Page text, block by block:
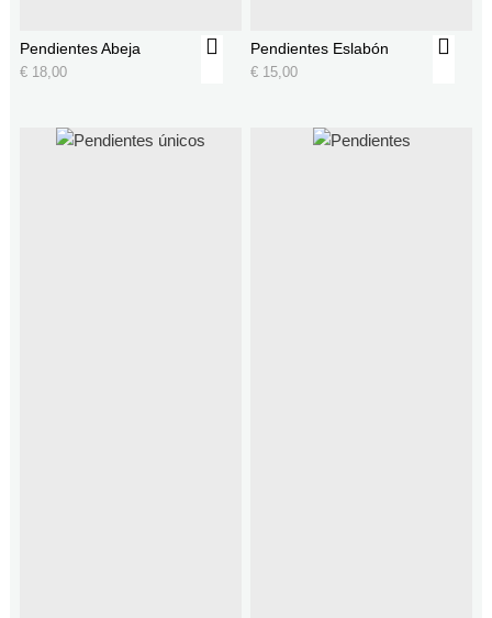
Pendientes Abeja
€18,00
Pendientes Eslabón
€ 15,00